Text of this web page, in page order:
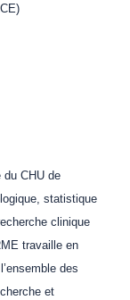
du CHU de
statistique
clinique
travaille en
des
et